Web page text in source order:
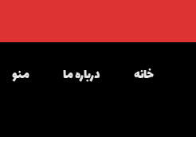
خانه درباره ما منو